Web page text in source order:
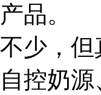
品。
少，
控奶